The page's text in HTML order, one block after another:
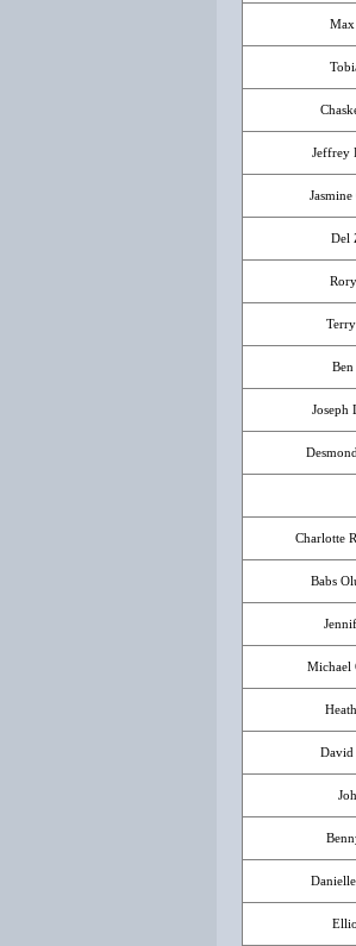
Jeffrey
Del
Ben
Joseph
Charlotte
Babs
Michael
David